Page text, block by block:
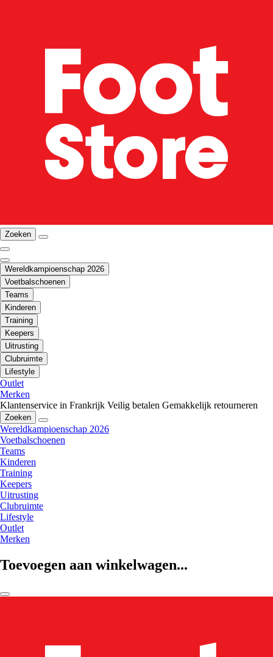
Zoeken
Wereldkampioenschap 2026
Voetbalschoenen
Teams
Kinderen
Training
Keepers
Uitrusting
Clubruimte
Lifestyle
Outlet
Merken
Klantenservice in Frankrijk Veilig betalen Gemakkelijk retourneren
Zoeken
Wereldkampioenschap 2026
Voetbalschoenen
Teams
Kinderen
Training
Keepers
Uitrusting
Clubruimte
Lifestyle
Outlet
Merken
Toevoegen aan winkelwagen...